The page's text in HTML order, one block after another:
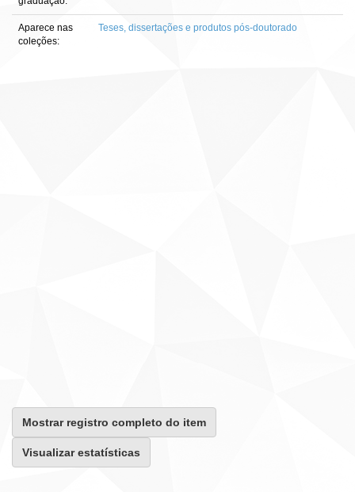
Aparece nas
coleções:
Teses, dissertações e produtos pós-doutorado
Mostrar registro completo do item
Visualizar estatísticas